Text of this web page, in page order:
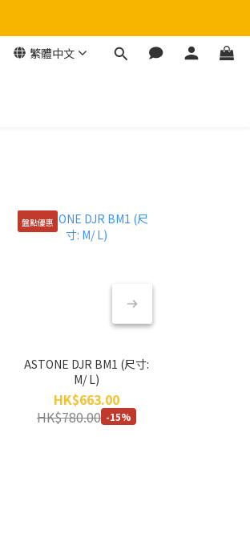
繁體中文
盤點優惠
ASTONE DJR BM1 (尺寸:
M/ L)
HK$663.00
HK$780.00 -15%